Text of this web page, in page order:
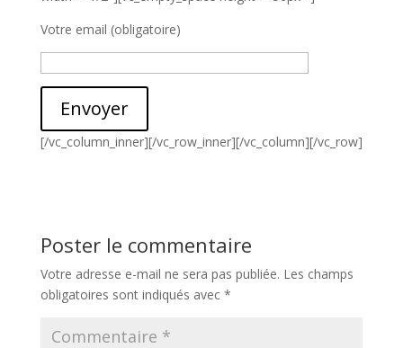
Votre email (obligatoire)
Envoyer
[/vc_column_inner][/vc_row_inner][/vc_column][/vc_row]
Poster le commentaire
Votre adresse e-mail ne sera pas publiée. Les champs
obligatoires sont indiqués avec *